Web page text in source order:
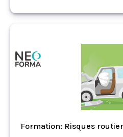
Formation: Risques